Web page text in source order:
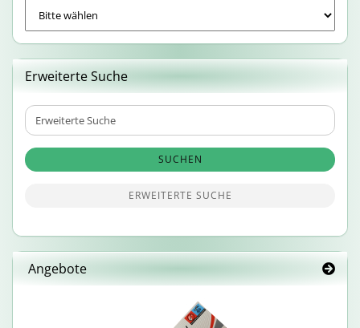
Erweiterte Suche
Erweiterte
Suche
SUCHEN
ERWEITERTE SUCHE
Angebote